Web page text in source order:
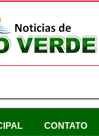
CONTATO